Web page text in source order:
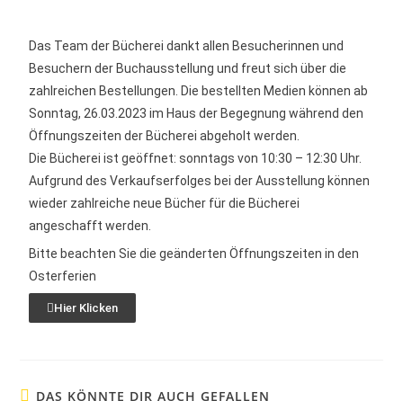
Das Team der Bücherei dankt allen Besucherinnen und
Besuchern der Buchausstellung und freut sich über die
zahlreichen Bestellungen. Die bestellten Medien können ab
Sonntag, 26.03.2023 im Haus der Begegnung während den
Öffnungszeiten der Bücherei abgeholt werden.
Die Bücherei ist geöffnet: sonntags von 10:30 – 12:30 Uhr.
Aufgrund des Verkaufserfolges bei der Ausstellung können
wieder zahlreiche neue Bücher für die Bücherei
angeschafft werden.
Bitte beachten Sie die geänderten Öffnungszeiten in den
Osterferien
Hier Klicken
DAS KÖNNTE DIR AUCH GEFALLEN